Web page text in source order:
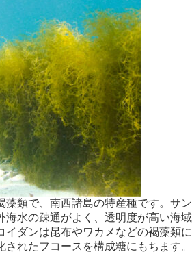
藻類で、南西諸島の特産種です。サン
海水の疎通がよく、透明度が高い海域
イダンは昆布やワカメなどの褐藻類に
れたフコースを構成糖にもちます。